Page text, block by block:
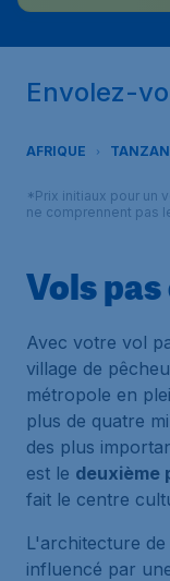
Envolez-
AFRIQUE
*Prix initiaux pour un
ne comprennent pas
Vols
Avec votre vol
village de
métropole en
plus de quatre
des plus
est le deuxième
fait le centre
L'architecture de
influencé par